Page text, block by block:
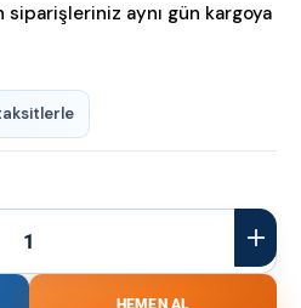
siparişleriniz aynı gün kargoya